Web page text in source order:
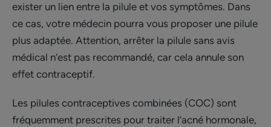
exister un lien entre la pilule et vos symptômes. Dans
ce cas, votre médecin pourra vous proposer une pilule
plus adaptée. Attention, arrêter la pilule sans avis
médical n’est pas recommandé, car cela annule son
effet contraceptif.
Les pilules contraceptives combinées (COC) sont
fréquemment prescrites pour traiter l’acné hormonale,